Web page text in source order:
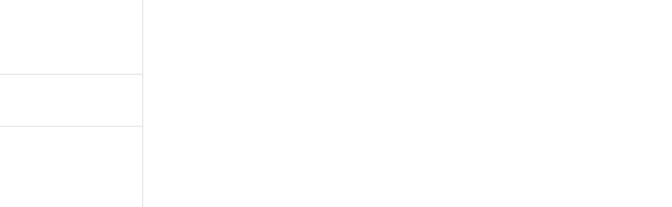
て非含有を証明するものではありません。
完了までの期間は出荷製品に未対応品が
段のことがない限り、2022年1月12日よ